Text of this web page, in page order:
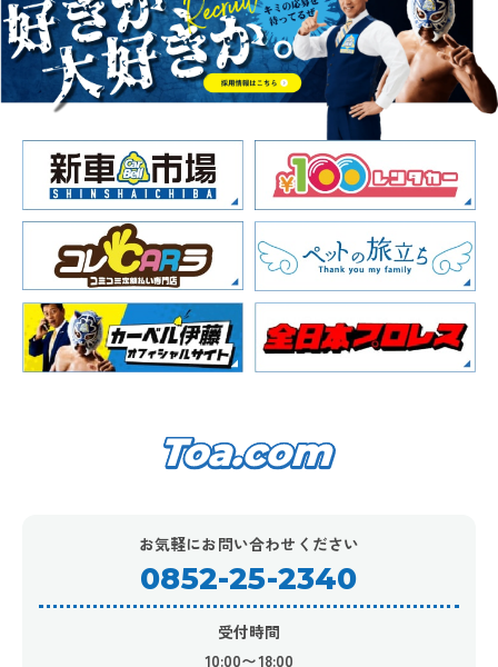
お気軽にお問い合わせください
0852-25-2340
受付時間
10:00〜18:00